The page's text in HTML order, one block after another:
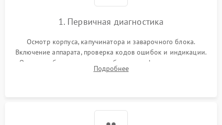
1. Первичная диагностика
Осмотр корпуса, капучинатора и заварочного блока.
Включение аппарата, проверка кодов ошибок и индикации.
Оценка работы помпы, термоблока и кофемолки на слух.
Измерение температуры и давления воды для выявления
Подробнее